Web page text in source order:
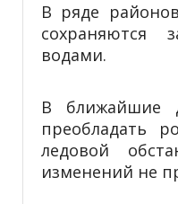
В ряде
сохраняются
водами.
В ближайшие
преобладать
ледовой
изменений не